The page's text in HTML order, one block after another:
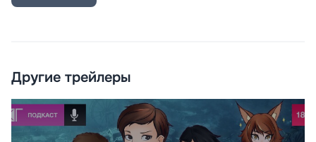
Другие трейлеры